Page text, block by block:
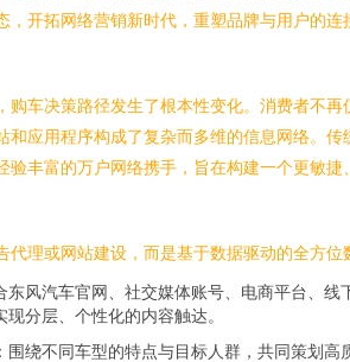
开拓网络营销新时代，重塑品牌与用户的连
购车决策路径发生了根本性变化。消费者不
和应用程序构成了复杂而多维的信息网络。
验丰富的万户网络携手，旨在构建一个更敏捷
代理或网站建设，而是基于数据驱动的全方
东风汽车官网、社交媒体账号、电商平台、
分层、个性化的内容触达。
：围绕不同车型的特点与目标人群，共同策划